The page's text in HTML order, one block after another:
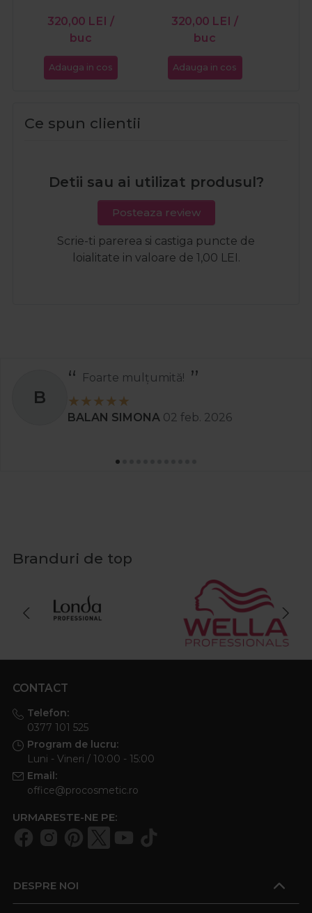
320,00 LEI /
buc
Adauga in cos
320,00 LEI /
buc
Adauga in cos
Ce spun clientii
Detii sau ai utilizat produsul?
Posteaza review
Scrie-ti parerea si castiga puncte de
loialitate in valoare de 1,00 LEI.
Stanciu Aura
Branduri de top
CONTACT
Telefon:
0377 101 525
Program de lucru:
Luni - Vineri / 10:00 - 15:00
Email:
office@procosmetic.ro
URMARESTE-NE PE:
DESPRE NOI